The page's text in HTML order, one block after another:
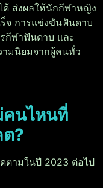
ด้ ส่งผลให้นักกีฬาหญิง
จ การแข่งขันฟันดาบ
กีฬาฟันดาบ และ
มนิยมจากผู้คนทั่ว
นไหนที่
?
ามในปี 2023 ต่อไป